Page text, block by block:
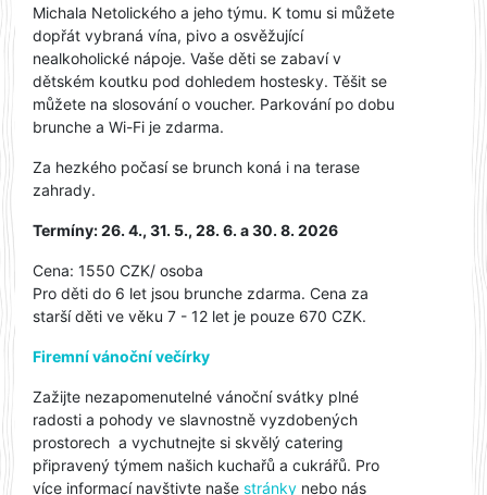
Michala Netolického a jeho týmu. K tomu si můžete
dopřát vybraná vína, pivo a osvěžující
nealkoholické nápoje. Vaše děti se zabaví v
dětském koutku pod dohledem hostesky. Těšit se
můžete na slosování o voucher. Parkování po dobu
brunche a Wi-Fi je zdarma.
Za hezkého počasí se brunch koná i na terase
zahrady.
Termíny: 26. 4., 31. 5., 28. 6. a 30. 8. 2026
Cena: 1550 CZK/ osoba
Pro děti do 6 let jsou brunche zdarma. Cena za
starší děti ve věku 7 - 12 let je pouze 670 CZK.
Firemní vánoční večírky
Zažijte nezapomenutelné vánoční svátky plné
radosti a pohody ve slavnostně vyzdobených
prostorech a vychutnejte si skvělý catering
připravený týmem našich kuchařů a cukrářů. Pro
více informací navštivte naše stránky nebo nás